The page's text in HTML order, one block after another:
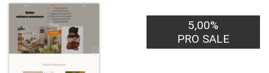
5,00%
PRO SALE